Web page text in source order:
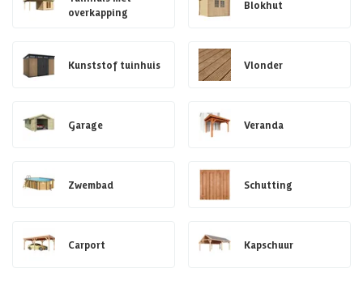
overkapping
Blokhut
Kunststof tuinhuis Vlonder
Garage Veranda
Zwembad Schutting
Carport Kapschuur